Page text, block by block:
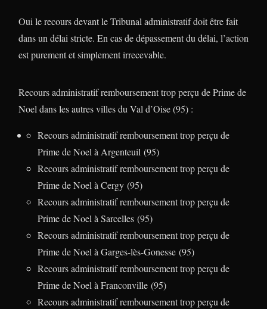
Oui le recours devant le Tribunal administratif doit être fait
dans un délai stricte. En cas de dépassement du délai, l’action
est purement et simplement irrecevable.
Recours administratif remboursement trop perçu de Prime de
Noel dans les autres villes du Val d’Oise (95) :
Recours administratif remboursement trop perçu de
Prime de Noel à Argenteuil (95)
Recours administratif remboursement trop perçu de
Prime de Noel à Cergy (95)
Recours administratif remboursement trop perçu de
Prime de Noel à Sarcelles (95)
Recours administratif remboursement trop perçu de
Prime de Noel à Garges-lès-Gonesse (95)
Recours administratif remboursement trop perçu de
Prime de Noel à Franconville (95)
Recours administratif remboursement trop perçu de